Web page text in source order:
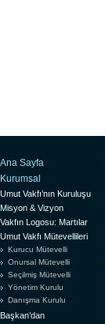
Ana Sayfa
Kurumsal
Umut Vakfı’nın Kuruluşu
Misyon & Vizyon
Vakfın Logosu: Martılar
Umut Vakfı Mütevellileri
Kurucu Mütevelli
Onursal Mütevelli
Seçilmiş Mütevelli
Yönetim Kurulu
Danışma Kurulu
Başkan’dan